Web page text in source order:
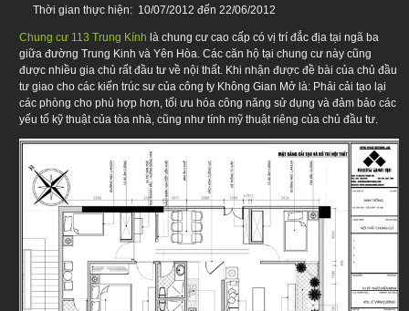
Thời gian thực hiện: 10/07/2012 đến 22/06/2012
Chung cư 113 Trung Kính là chung cư cao cấp có vị trí đắc địa tại ngã ba
giữa đường Trung Kinh và Yên Hòa. Các căn hộ tại chung cư này cũng
được nhiều gia chủ rất đầu tư về nội thất. Khi nhận được đề bài của chủ đầu
tư giao cho các kiến trúc sư của công ty Không Gian Mở là: Phải cải tạo lại
các phòng cho phù hợp hơn, tối ưu hóa công năng sử dụng và đảm bảo các
yếu tố kỹ thuật của tòa nhà, cũng như tính mỹ thuật riêng của chủ đầu tư.